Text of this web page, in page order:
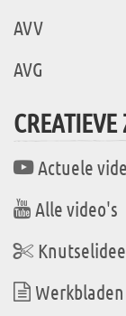
AVV
AVG
Actuele
Alle video's
Werkbladen